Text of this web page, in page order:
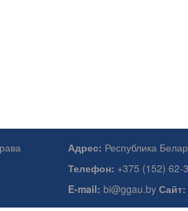
Адрес: Республика
Телефон: +375 (152) 62-
E-mail: bi@ggau.by Сайт: